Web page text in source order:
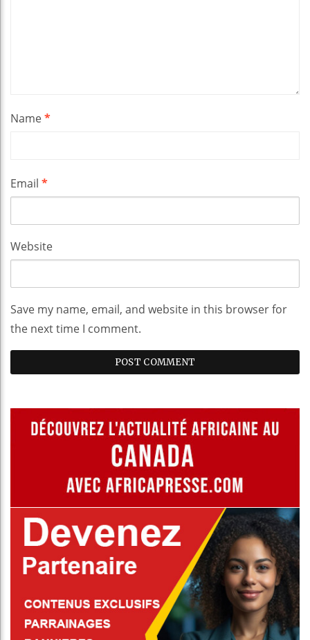
Name*
Email *
Website
Save my name, email, and website in this browser for
the next time I comment.